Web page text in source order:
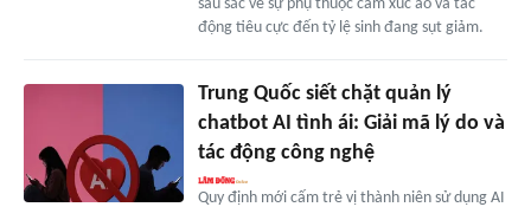
sâu sắc về sự phụ thuộc cảm xúc ảo và tác
động tiêu cực đến tỷ lệ sinh đang sụt giảm.
Trung Quốc siết chặt quản lý
chatbot AI tình ái: Giải mã lý do và
tác động công nghệ
Quy định mới cấm trẻ vị thành niên sử dụng AI